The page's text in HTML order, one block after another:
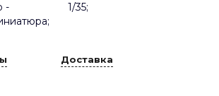
-
1/35;
Доставка